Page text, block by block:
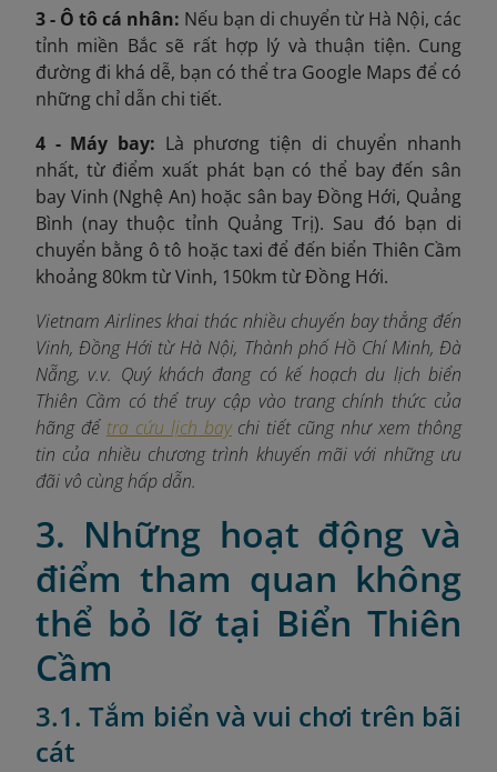
3 - Ô tô cá nhân: Nếu bạn di chuyển từ Hà Nội, các
tỉnh miền Bắc sẽ rất hợp lý và thuận tiện. Cung
đường đi khá dễ, bạn có thể tra Google Maps để có
những chỉ dẫn chi tiết.
4 - Máy bay: Là phương tiện di chuyển nhanh
nhất, từ điểm xuất phát bạn có thể bay đến sân
bay Vinh (Nghệ An) hoặc sân bay Đồng Hới, Quảng
Bình (nay thuộc tỉnh Quảng Trị). Sau đó bạn di
chuyển bằng ô tô hoặc taxi để đến biển Thiên Cầm
khoảng 80km từ Vinh, 150km từ Đồng Hới.
Vietnam Airlines khai thác nhiều chuyến bay thẳng đến
Vinh, Đồng Hới từ Hà Nội, Thành phố Hồ Chí Minh, Đà
Nẵng, v.v. Quý khách đang có kế hoạch du lịch biển
Thiên Cầm có thể truy cập vào trang chính thức của
hãng để tra cứu lịch baychi tiết cũng như xem thông
tin của nhiều chương trình khuyến mãi với những ưu
đãi vô cùng hấp dẫn.
3. Những hoạt động và
điểm tham quan không
thể bỏ lỡ tại Biển Thiên
Cầm
3.1. Tắm biển và vui chơi trên bãi
cát